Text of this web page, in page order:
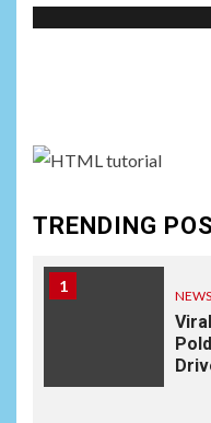
TRENDING
1
NEWS